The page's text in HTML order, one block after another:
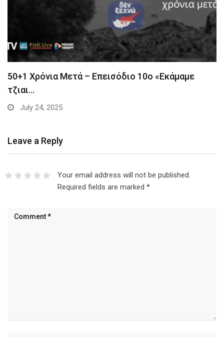
50+1 Χρόνια Μετά – Επεισόδιο 10ο «Εκάμαμε
τζιαι…
July 24, 2025
Leave a Reply
Your email address will not be published.
Required fields are marked *